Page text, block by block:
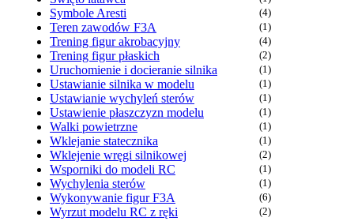
Symbole Aresti (4)
Teren zawodów F3A (1)
Trening figur akrobacyjny (4)
Trening figur płaskich (2)
Uruchomienie i docieranie silnika (1)
Ustawianie silnika w modelu (1)
Ustawianie wychyleń sterów (1)
Ustawienie płaszczyzn modelu (1)
Walki powietrzne (1)
Wklejanie statecznika (1)
Wklejenie wręgi silnikowej (2)
Wsporniki do modeli RC (1)
Wychylenia sterów (1)
Wykonywanie figur F3A (6)
Wyrzut modelu RC z ręki (2)